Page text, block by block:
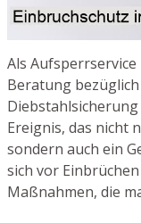
Als
Beratung
Ereignis, das nicht
sondern auch ein
sich vor
Maßnahmen, die